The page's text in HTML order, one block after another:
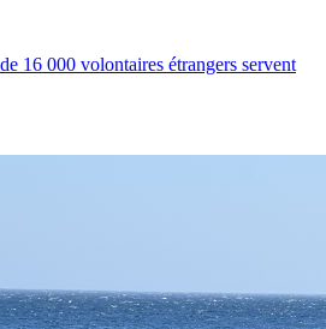
16 000 volontaires étrangers servent